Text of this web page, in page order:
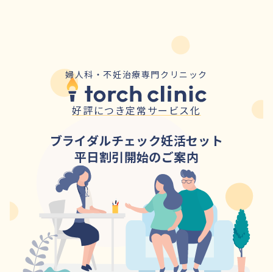
婦人科・不妊治療専門クリニック
好評につき定常サービス化
ブライダルチェック妊活セット
平日割引開始のご案内